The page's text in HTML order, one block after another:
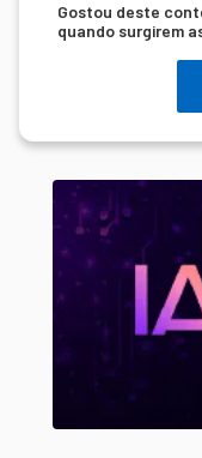
Gostou deste
quando surgirem